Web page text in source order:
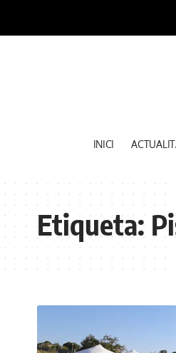
INICI
Etiqueta: